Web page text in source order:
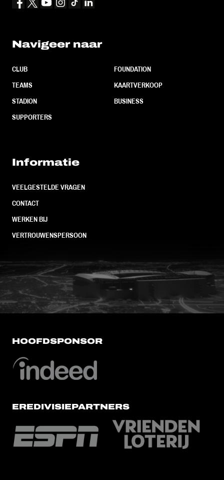
Navigeer naar
CLUB
TEAMS
STADION
SUPPORTERS
FOUNDATION
KAARTVERKOOP
BUSINESS
Informatie
VEELGESTELDE VRAGEN
CONTACT
WERKEN BIJ
VERTROUWENSPERSOON
FC Utrecht<br>vanuit<br>het
HOOFDSPONSOR
EREDIVISIEPARTNERS